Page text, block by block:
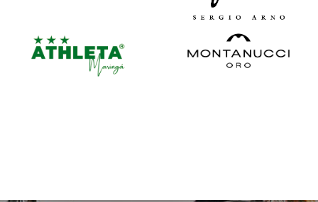
VEJA MAIS